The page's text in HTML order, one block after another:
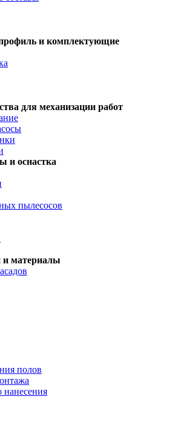
и комплектующие
для механизации работ
и оснастка
пылесосов
и материалы
полов